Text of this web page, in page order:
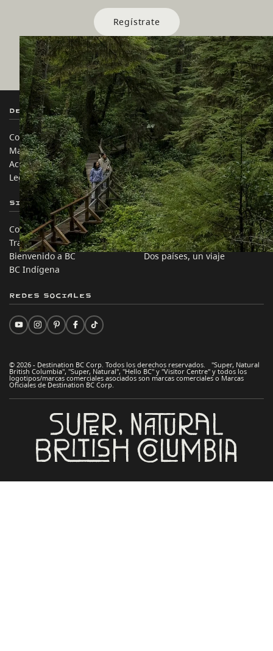
Regístrate
Destination BC
Contáctanos
Mapa del sitio
Acerca de
Legal y Políticas
Nuestros Sitios
Industria de Viajes
Medios
Corporativo
简体中文 – China
Sitios de Socios
Comercio e Inversión BC
Trabaja en BC
Bienvenido a BC
BC Indígena
En este sitio
Ideas de viaje
Consejos Prácticos
Dos países, un viaje
© 2026 - Destination BC Corp. Todos los derechos reservados. "Super, Natural
British Columbia", "Super, Natural", "Hello BC" y "Visitor Centre" y todos los
logotipos/marcas comerciales asociados son marcas comerciales o Marcas
Oficiales de Destination BC Corp.
Redes sociales